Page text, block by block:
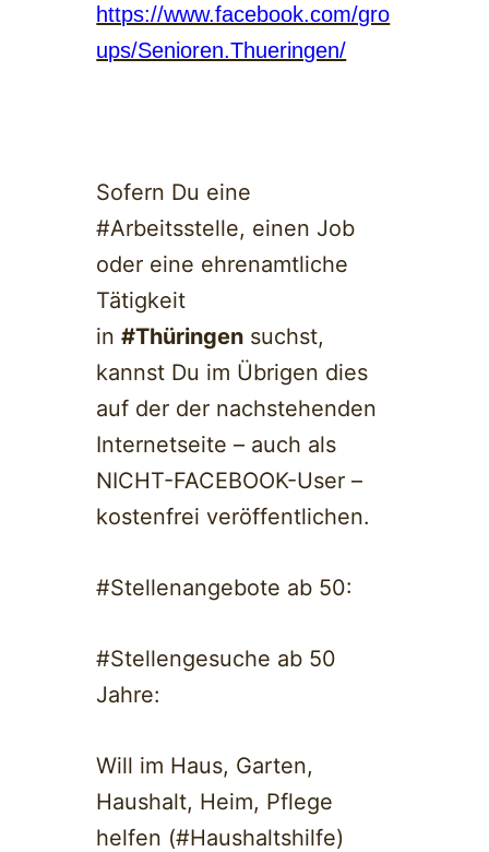
https://www.facebook.com/gro
ups/Senioren.Thueringen/
Sofern Du eine
#Arbeitsstelle, einen Job
oder eine ehrenamtliche
Tätigkeit
in#Thüringen suchst,
kannst Du im Übrigen dies
auf der der nachstehenden
Internetseite – auch als
NICHT-FACEBOOK-User –
kostenfrei veröffentlichen.
#Stellenangebote ab 50:
#Stellengesuche ab 50
Jahre:
Will im Haus, Garten,
Haushalt, Heim, Pflege
helfen (#Haushaltshilfe)